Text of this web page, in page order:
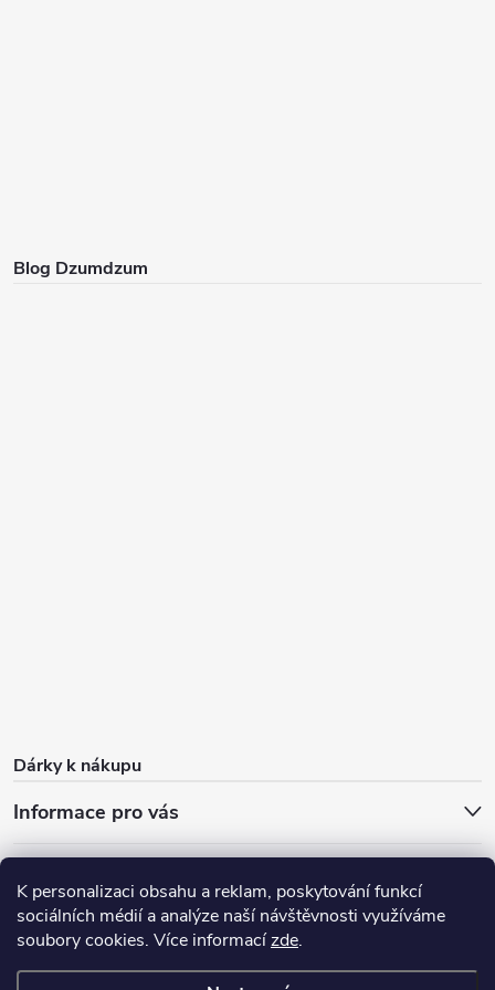
K personalizaci obsahu a reklam, poskytování funkcí
sociálních médií a analýze naší návštěvnosti využíváme
soubory cookies. Více informacízde.
Blog Dzumdzum
Dárky k nákupu
Informace pro vás
Dárky k nákupu
Doprava zdarma od 1 000 Kč
Blog
Výdejní místo